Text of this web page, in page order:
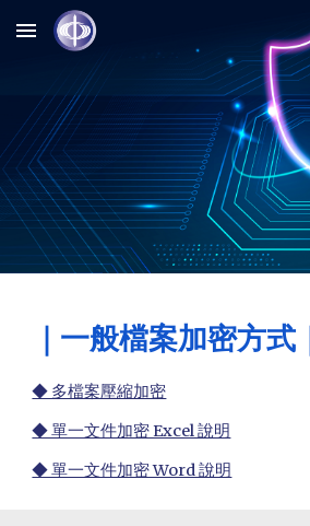
Skip to main content
｜一般檔案加密方式｜
◆ 多檔案壓縮加密
◆ 單一文件加密 Excel 說明
◆ 單一文件加密 Word 說明